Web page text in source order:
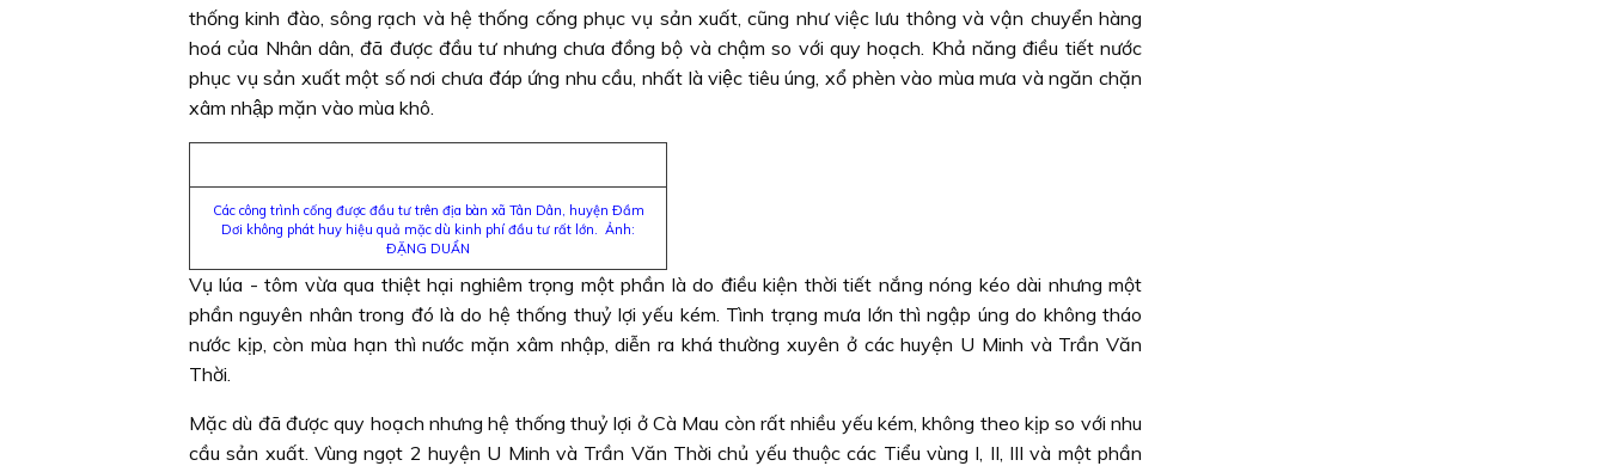
thống kinh đào, sông rạch và hệ thống cống phục vụ sản xuất, cũng như việc lưu thông và vận chuyển hàng
hoá của Nhân dân, đã được đầu tư nhưng chưa đồng bộ và chậm so với quy hoạch. Khả năng điều tiết nước
phục vụ sản xuất một số nơi chưa đáp ứng nhu cầu, nhất là việc tiêu úng, xổ phèn vào mùa mưa và ngăn chặn
xâm nhập mặn vào mùa khô.
Các công trình cống được đầu tư trên địa bàn xã Tân Dân, huyện Ðầm
Dơi không phát huy hiệu quả mặc dù kinh phí đầu tư rất lớn. Ảnh:
ÐẶNG DUẨN
Vụ lúa - tôm vừa qua thiệt hại nghiêm trọng một phần là do điều kiện thời tiết nắng nóng kéo dài nhưng một
phần nguyên nhân trong đó là do hệ thống thuỷ lợi yếu kém. Tình trạng mưa lớn thì ngập úng do không tháo
nước kịp, còn mùa hạn thì nước mặn xâm nhập, diễn ra khá thường xuyên ở các huyện U Minh và Trần Văn
Thời.
Mặc dù đã được quy hoạch nhưng hệ thống thuỷ lợi ở Cà Mau còn rất nhiều yếu kém, không theo kịp so với nhu
cầu sản xuất. Vùng ngọt 2 huyện U Minh và Trần Văn Thời chủ yếu thuộc các Tiểu vùng I, II, III và một phần